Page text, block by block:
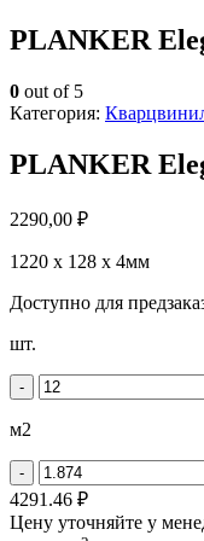
PLANKER
0 out of 5
Категория:
PLANKER
2290,00 ₽
1220 х 128 х 4мм
Доступно для
Количество
PLANKER
3004
Эффект
шт.
-
м2
-
4291.46 ₽
Цену уточняйте у